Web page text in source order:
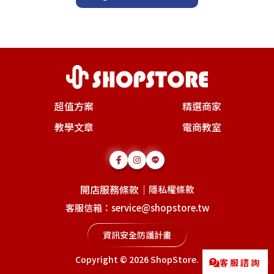
超值方案
精選商家
教學文章
電商教室
開店服務條款 ｜ 隱私權條款
客服信箱：service@shopstore.tw
資訊安全防護計畫
Copyright © 2026ShopStore. 客服諮詢
Messenger
LINE@